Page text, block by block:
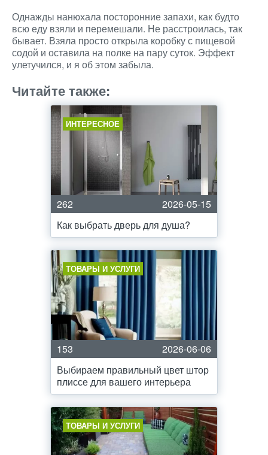
Однажды нанюхала посторонние запахи, как будто
всю еду взяли и перемешали. Не расстроилась, так
бывает. Взяла просто открыла коробку с пищевой
содой и оставила на полке на пару суток. Эффект
улетучился, и я об этом забыла.
Читайте также:
ИНТЕРЕСНОЕ
262
2026-05-15
Как выбрать дверь для душа?
ТОВАРЫ И УСЛУГИ
153
2026-06-06
Выбираем правильный цвет штор
плиссе для вашего интерьера
ТОВАРЫ И УСЛУГИ